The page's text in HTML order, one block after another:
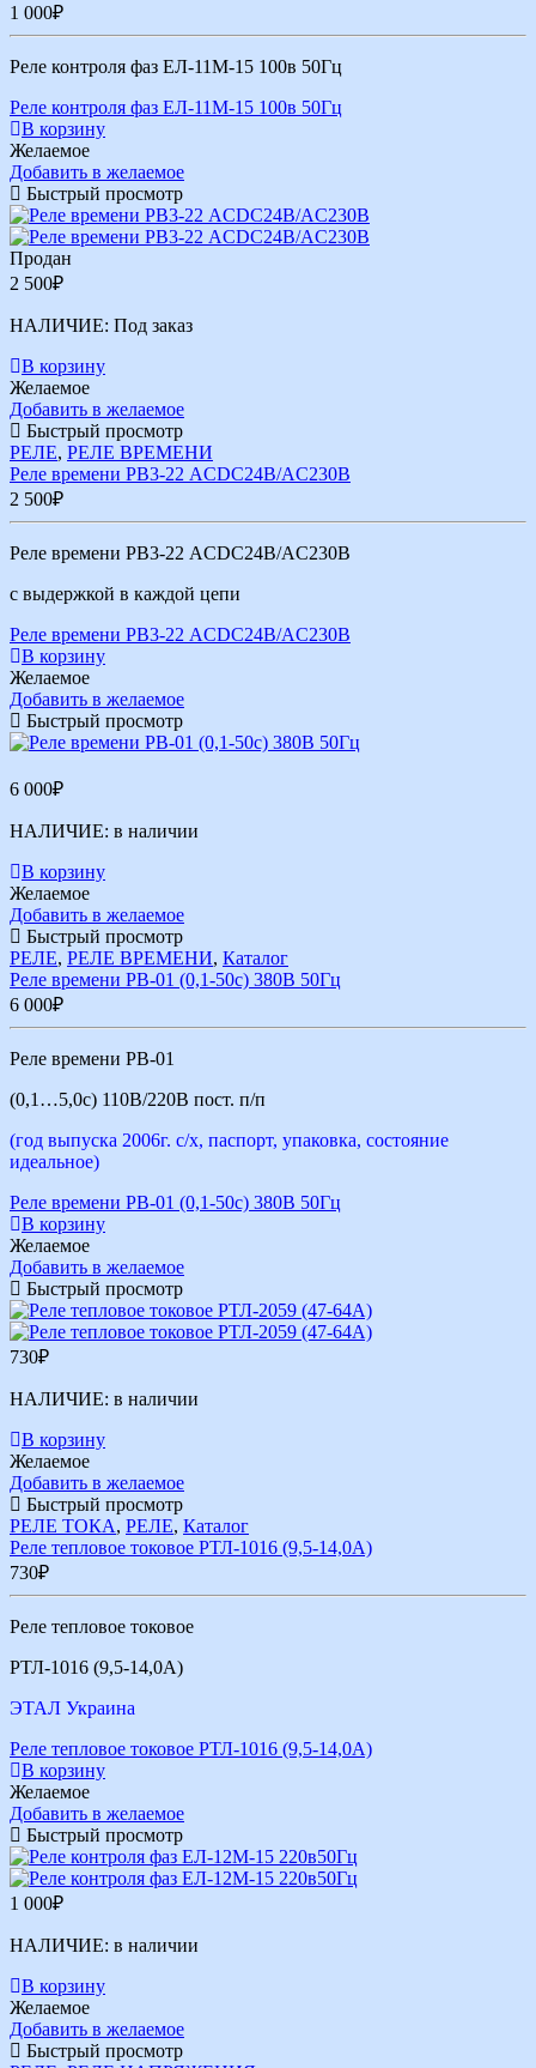
1 000₽
Реле контроля фаз ЕЛ-11М-15 100в 50Гц
Реле контроля фаз ЕЛ-11М-15 100в 50Гц
В корзину
Желаемое
Добавить в желаемое
Быстрый просмотр
Продан
2 500₽
НАЛИЧИЕ: Под заказ
В корзину
Желаемое
Добавить в желаемое
Быстрый просмотр
РЕЛЕ, РЕЛЕ ВРЕМЕНИ
Реле времени РВ3-22 ACDC24В/AC230В
2 500₽
Реле времени РВ3-22 ACDC24В/AC230В
с выдержкой в каждой цепи
Реле времени РВ3-22 ACDC24В/AC230В
В корзину
Желаемое
Добавить в желаемое
Быстрый просмотр
6 000₽
НАЛИЧИЕ: в наличии
В корзину
Желаемое
Добавить в желаемое
Быстрый просмотр
РЕЛЕ, РЕЛЕ ВРЕМЕНИ, Каталог
Реле времени РВ-01 (0,1-50с) 380В 50Гц
6 000₽
Реле времени РВ-01
(0,1…5,0с) 110В/220В пост. п/п
(год выпуска 2006г. с/х, паспорт, упаковка, состояние
идеальное)
Реле времени РВ-01 (0,1-50с) 380В 50Гц
В корзину
Желаемое
Добавить в желаемое
Быстрый просмотр
730₽
НАЛИЧИЕ: в наличии
В корзину
Желаемое
Добавить в желаемое
Быстрый просмотр
РЕЛЕ ТОКА, РЕЛЕ, Каталог
Реле тепловое токовое РТЛ-1016 (9,5-14,0А)
730₽
Реле тепловое токовое
РТЛ-1016 (9,5-14,0А)
ЭТАЛ Украина
Реле тепловое токовое РТЛ-1016 (9,5-14,0А)
В корзину
Желаемое
Добавить в желаемое
Быстрый просмотр
1 000₽
НАЛИЧИЕ: в наличии
В корзину
Желаемое
Добавить в желаемое
Быстрый просмотр